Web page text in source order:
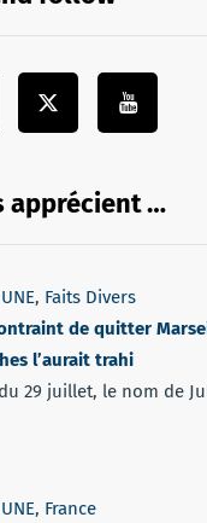
apprécient …
, Faits Divers
de quitter
l’aurait trahi
29 juillet, le nom de
, France